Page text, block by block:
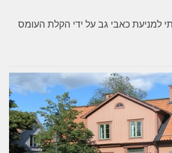
כאבי גב על ידי הקלת העומס